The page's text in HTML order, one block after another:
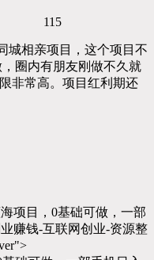
115
城相亲项目，这个项目不
圈内有朋友刚做不久就
非常高。项目红利期还
项目，0基础可做，一部
赚钱-互联网创业-资源整